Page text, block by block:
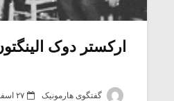
ارکستر دوک
گفتگوی هارمونیک ۲۷ اسفند ۱۳۸۳